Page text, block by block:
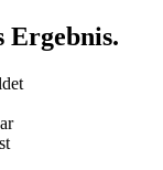
Ergebnis.